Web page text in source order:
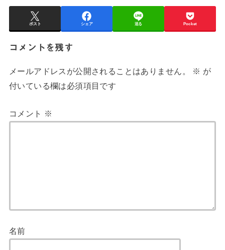
ポスト シェア 送る Pocket
コメントを残す
メールアドレスが公開されることはありません。 ※ が
付いている欄は必須項目です
コメント ※
名前